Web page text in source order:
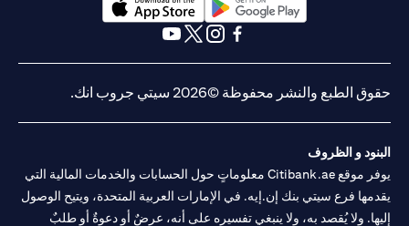
opens in a new tab
opens in a new tab
حقوق الطبع والنشر محفوظة ©2026 سيتي جروب انك.
البنود و الظروف
يوفر موقع Citibank.ae معلوماتٍ حول الحسابات والخدمات المالية التي
يقدمها فرع سيتي بنك إن.إيه. في الإمارات العربية المتحدة، ويتيح الوصول
إليها. ولا يُقصد به، ولا ينبغي تفسيره على أنه، عرضٌ أو دعوةٌ أو طلبٌ